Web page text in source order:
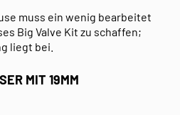
muss ein wenig bearbeitet
Big Valve Kit zu schaffen;
liegt bei.
MIT 19MM